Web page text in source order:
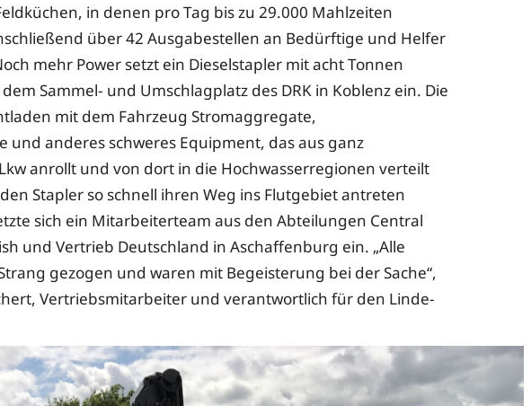
in denen pro Tag bis zu 29.000 Mahlzeiten
über 42 Ausgabestellen an Bedürftige und Helfer
mehr Power setzt ein Dieselstapler mit acht Tonnen
Sammel- und Umschlagplatz des DRK in Koblenz ein. Die
mit dem Fahrzeug Stromaggregate,
und anderes schweres Equipment, das aus ganz
anrollt und von dort in die Hochwasserregionen verteilt
Stapler so schnell ihren Weg ins Flutgebiet antreten
sich ein Mitarbeiterteam aus den Abteilungen Central
und Vertrieb Deutschland in Aschaffenburg ein. „Alle
gezogen und waren mit Begeisterung bei der Sache“,
Vertriebsmitarbeiter und verantwortlich für den Linde-